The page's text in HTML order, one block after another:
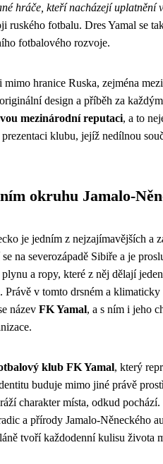
hráče, kteří nacházejí uplatnění
ruského fotbalu. Dres Yamal se
fotbalového rozvoje.
hranice Ruska, zejména
design a příběh za
mezinárodní reputaci, a to
klubu, jejíž nedílnou
okruhu Jamalo-
je jedním z nejzajímavějších a
na severozápadě Sibiře a je
a ropy, které z něj dělají
v tomto drsném a klimaticky
název FK Yamal, a s ním i jeho
klub FK Yamal, který
buduje mimo jiné právě
charakter místa, odkud
a přírody Jamalo-Něneckého
tvoří každodenní kulisu života